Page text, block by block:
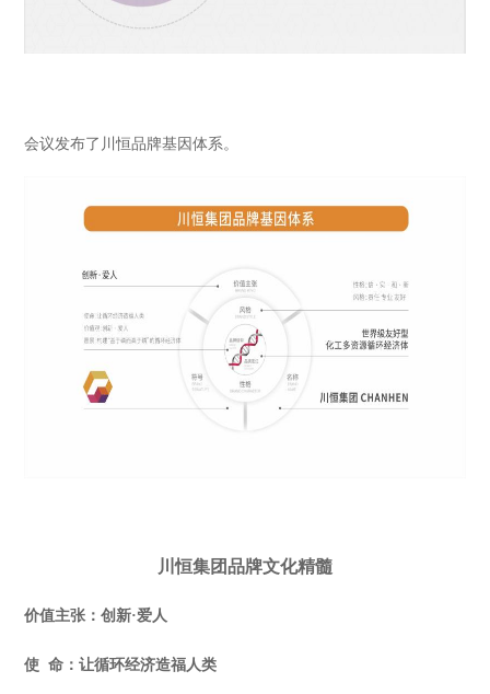
会议发布了川恒品牌基因体系。
川恒集团品牌文化精髓
价值主张：创新·爱人
使 命：让循环经济造福人类